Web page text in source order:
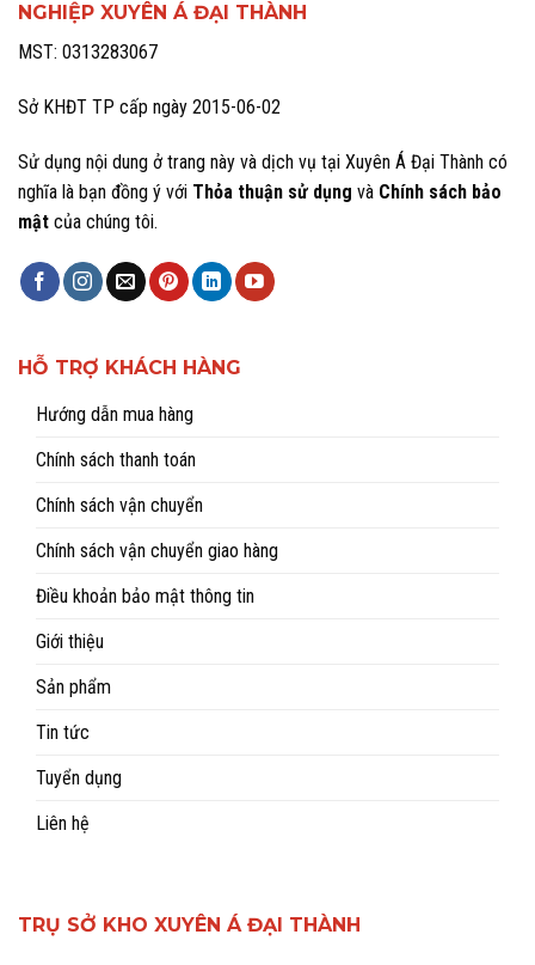
NGHIỆP XUYÊN Á ĐẠI THÀNH
MST: 0313283067
Sở KHĐT TP cấp ngày 2015-06-02
Sử dụng nội dung ở trang này và dịch vụ tại Xuyên Á Đại Thành có
nghĩa là bạn đồng ý với Thỏa thuận sử dụng và Chính sách bảo
mật của chúng tôi.
HỖ TRỢ KHÁCH HÀNG
Hướng dẫn mua hàng
Chính sách thanh toán
Chính sách vận chuyển
Chính sách vận chuyển giao hàng
Điều khoản bảo mật thông tin
Giới thiệu
Sản phẩm
Tin tức
Tuyển dụng
Liên hệ
TRỤ SỞ KHO XUYÊN Á ĐẠI THÀNH